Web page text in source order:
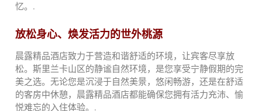
忆。.
放松身心、焕发活力的世外桃源
晨露精品酒店致力于营造和谐舒适的环境，让宾客尽享放
松。斯里兰卡山区的静谧自然环境，是您享受宁静假期的完
美之选。无论您是沉浸于自然美景，悠闲畅游，还是在舒适
的客房中休憩，晨露精品酒店都能确保您拥有活力充沛、愉
悦难忘的入住体验。.